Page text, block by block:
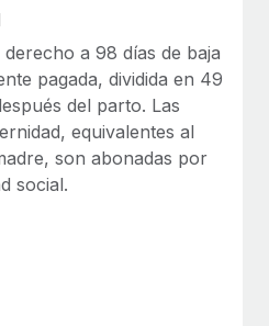
a 98 días de baja
pagada, dividida en 49
del parto. Las
equivalentes al
son abonadas por
social.